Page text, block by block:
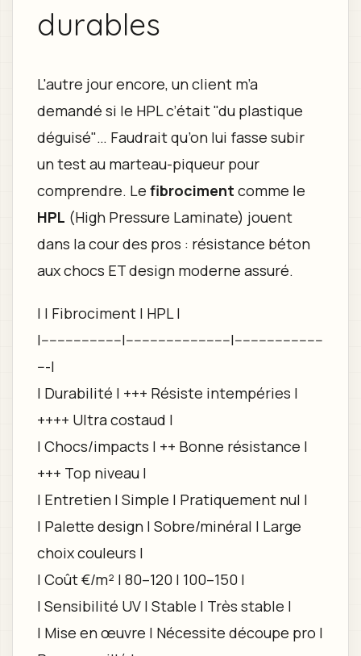
durables
L'autre jour encore, un client m’a
demandé si le HPL c’était "du plastique
déguisé"… Faudrait qu’on lui fasse subir
un test au marteau-piqueur pour
comprendre. Le fibrociment comme le
HPL (High Pressure Laminate) jouent
dans la cour des pros : résistance béton
aux chocs ET design moderne assuré.
| | Fibrociment | HPL |
|--------------------|--------------------------|----------------------
---|
| Durabilité | +++ Résiste intempéries |
++++ Ultra costaud |
| Chocs/impacts | ++ Bonne résistance |
+++ Top niveau |
| Entretien | Simple | Pratiquement nul |
| Palette design | Sobre/minéral | Large
choix couleurs |
| Coût €/m² | 80–120 | 100–150 |
| Sensibilité UV | Stable | Très stable |
| Mise en œuvre | Nécessite découpe pro |